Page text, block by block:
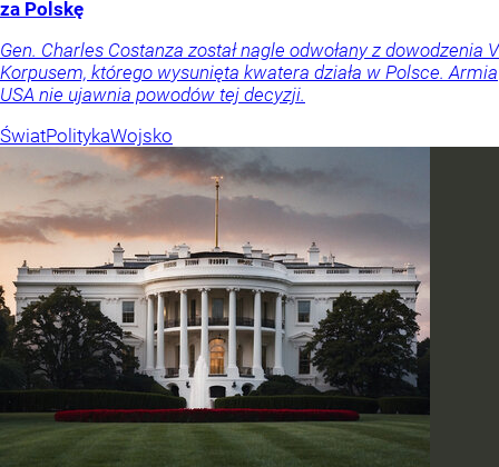
za Polskę
Gen. Charles Costanza został nagle odwołany z dowodzenia V
Korpusem, którego wysunięta kwatera działa w Polsce. Armia
USA nie ujawnia powodów tej decyzji.
ŚwiatPolitykaWojsko